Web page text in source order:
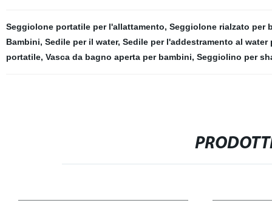
Seggiolone portatile per l'allattamento, Seggiolone rialzato per
Bambini, Sedile per il water, Sedile per l'addestramento al water
portatile, Vasca da bagno aperta per bambini, Seggiolino per